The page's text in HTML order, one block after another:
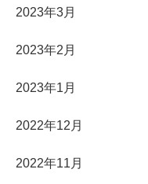
2023年3月
2023年2月
2023年1月
2022年12月
2022年11月